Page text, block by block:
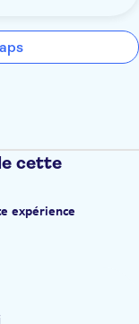
cette
expérience